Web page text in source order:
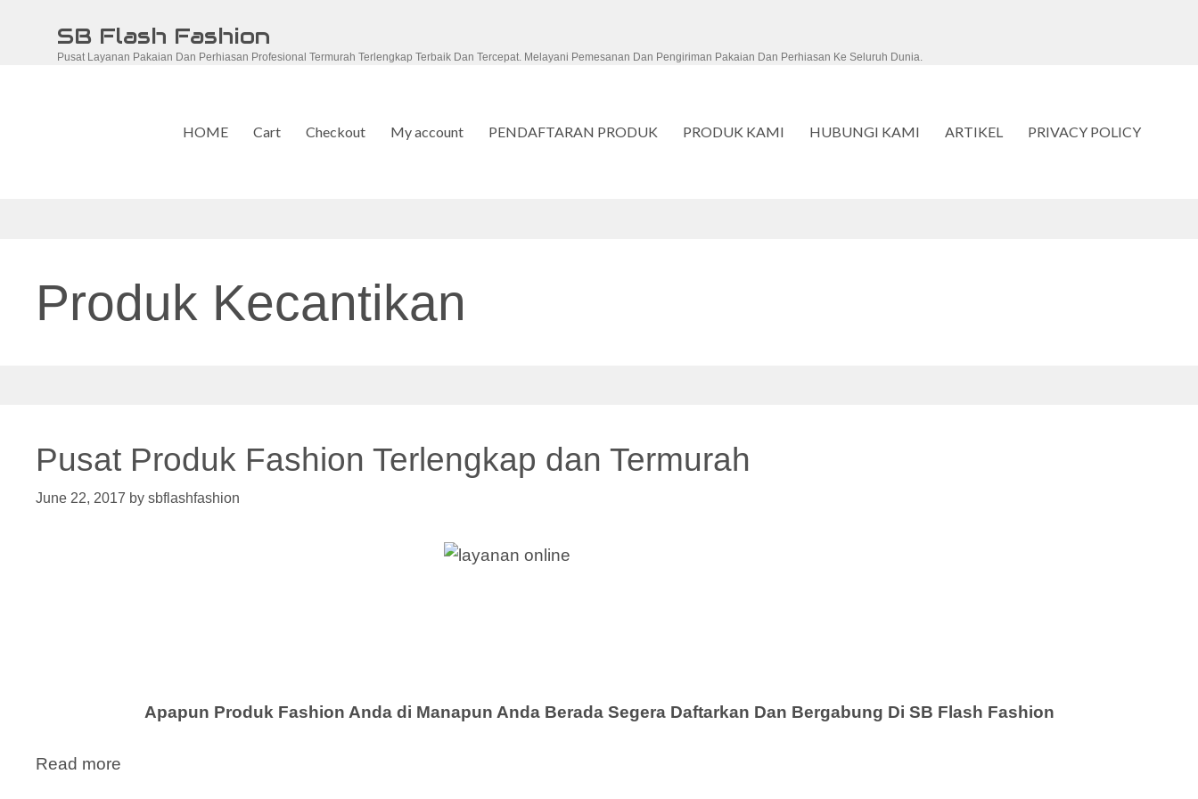
SB Flash Fashion
Pusat Layanan Pakaian Dan Perhiasan Profesional Termurah Terlengkap Terbaik Dan Tercepat. Melayani Pemesanan Dan Pengiriman Pakaian Dan Perhiasan Ke Seluruh Dunia.
HOME Cart Checkout My account PENDAFTARAN PRODUK PRODUK KAMI HUBUNGI KAMI ARTIKEL PRIVACY POLICY
Produk Kecantikan
Pusat Produk Fashion Terlengkap dan Termurah
June 22, 2017 by sbflashfashion
Apapun Produk Fashion Anda di Manapun Anda Berada Segera Daftarkan Dan Bergabung Di SB Flash Fashion
Read more